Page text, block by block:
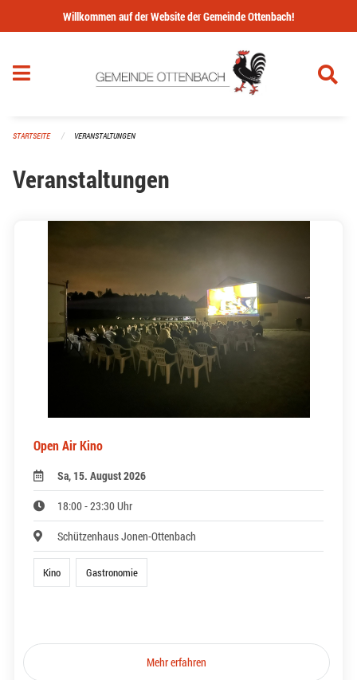
Navigation überspringen
Willkommen auf der Website der Gemeinde Ottenbach!
STARTSEITE VERANSTALTUNGEN
Veranstaltungen
Open Air Kino
Sa, 15. August 2026
18:00 - 23:30 Uhr
Schützenhaus Jonen-Ottenbach
Kino Gastronomie
Mehr erfahren